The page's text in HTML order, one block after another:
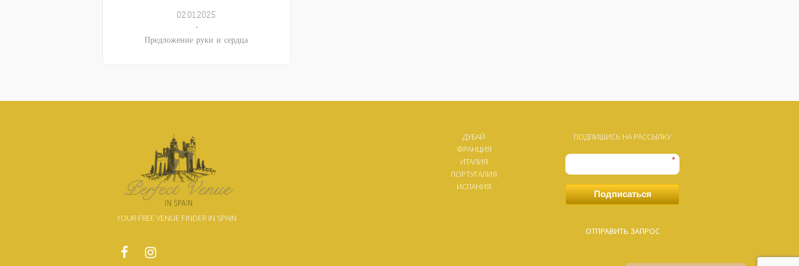
02.01.2025
Предложение руки и сердца
YOUR FREE VENUE FINDER IN SPAIN
ДУБАЙ
ФРАНЦИЯ
ИТАЛИЯ
ПОРТУГАЛИЯ
ИСПАНИЯ
ПОДПИШИСЬ НА РАССЫЛКУ
*
Подписаться
ОТПРАВИТЬ ЗАПРОС